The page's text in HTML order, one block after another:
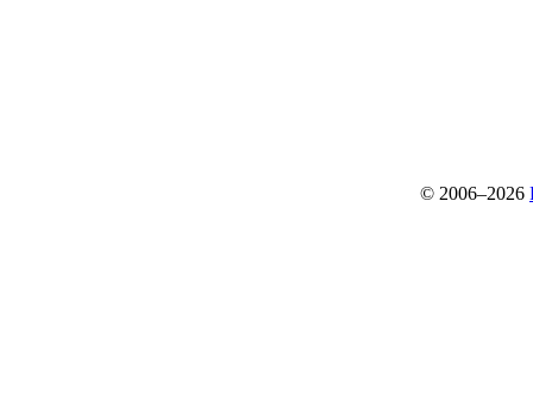
© 2006–2026